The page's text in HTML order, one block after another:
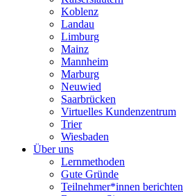
Koblenz
Landau
Limburg
Mainz
Mannheim
Marburg
Neuwied
Saarbrücken
Virtuelles Kundenzentrum
Trier
Wiesbaden
Über uns
Lernmethoden
Gute Gründe
Teilnehmer*innen berichten